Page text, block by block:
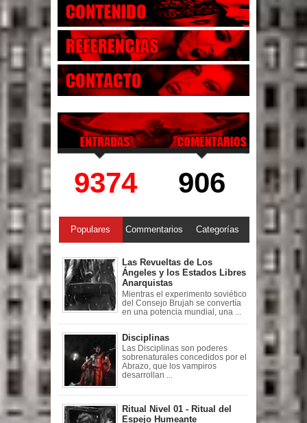
9374 906
Populares Commentarios Categorías
Las Revueltas de Los
Ángeles y los Estados Libres
Anarquistas
Mientras el experimento soviético
del Consejo Brujah se convertía
en una potencia mundial, una ...
Disciplinas
Las Disciplinas son poderes
sobrenaturales concedidos por el
Abrazo, que los vampiros
desarrollan ...
Ritual Nivel 01 - Ritual del
Espejo Humeante